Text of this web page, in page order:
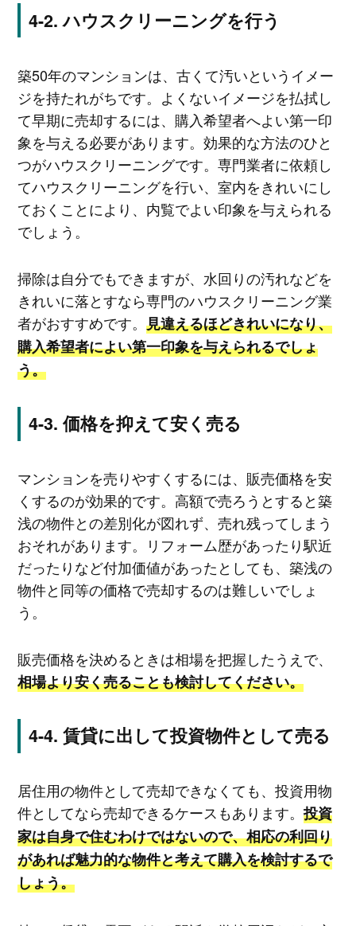
ハウスクリーニングを行う
築50年のマンションは、古くて汚いというイメー
ジを持たれがちです。よくないイメージを払拭し
て早期に売却するには、購入希望者へよい第一印
象を与える必要があります。効果的な方法のひと
つがハウスクリーニングです。専門業者に依頼し
てハウスクリーニングを行い、室内をきれいにし
ておくことにより、内覧でよい印象を与えられる
でしょう。
掃除は自分でもできますが、水回りの汚れなどを
きれいに落とすなら専門のハウスクリーニング業
者がおすすめです。 見違えるほどきれいになり、
購入希望者によい第一印象を与えられるでしょ
う。
価格を抑えて安く売る
マンションを売りやすくするには、販売価格を安
くするのが効果的です。高額で売ろうとすると築
浅の物件との差別化が図れず、売れ残ってしまう
おそれがあります。リフォーム歴があったり駅近
だったりなど付加価値があったとしても、築浅の
物件と同等の価格で売却するのは難しいでしょ
う。
販売価格を決めるときは相場を把握したうえで、
相場より安く売ることも検討してください。
賃貸に出して投資物件として売る
居住用の物件として売却できなくても、投資用物
件としてなら売却できるケースもあります。投資
家は自身で住むわけではないので、相応の利回り
があれば魅力的な物件と考えて購入を検討するで
しょう。